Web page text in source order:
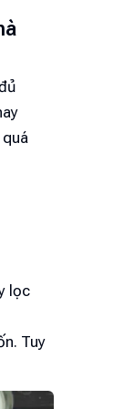
lọc
Tuy